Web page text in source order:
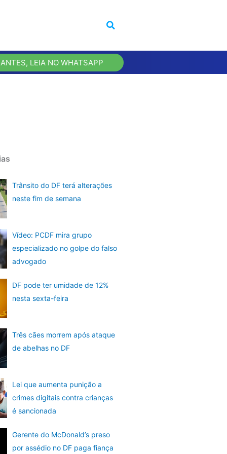
LEIA NO WHATSAPP
Trânsito do DF terá alterações
neste fim de semana
Vídeo: PCDF mira grupo
especializado no golpe do falso
advogado
DF pode ter umidade de 12%
nesta sexta-feira
Três cães morrem após ataque
de abelhas no DF
Lei que aumenta punição a
crimes digitais contra crianças
é sancionada
Gerente do McDonald’s preso
por assédio no DF paga fiança